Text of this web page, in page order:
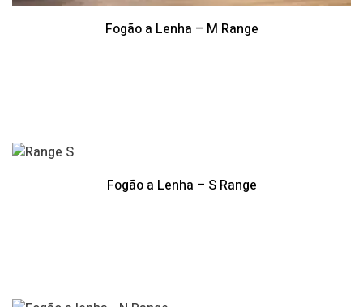
Fogão a Lenha – M Range
Fogão a Lenha – S Range